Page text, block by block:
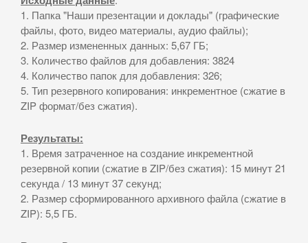
1. Папка "Наши презентации и доклады" (графические
файлы, фото, видео материалы, аудио файлы);
2. Размер измененных данных: 5,67 ГБ;
3. Количество файлов для добавления: 3824
4. Количество папок для добавления: 326;
5. Тип резервного копирования: инкрементное (сжатие в
ZIP формат/без сжатия).
Результаты:
1. Время затраченное на создание инкрементной
резервной копии (сжатие в ZIP/без сжатия): 15 минут 21
секунда / 13 минут 37 секунд;
2. Размер сформированного архивного файла (сжатие в
ZIP): 5,5 ГБ.